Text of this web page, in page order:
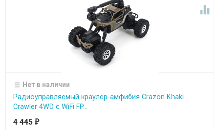

Нет в наличии
Радиоуправляемый краулер-амфибия Crazon Khaki
Crawler 4WD c WiFi FP...
4 445 ₽